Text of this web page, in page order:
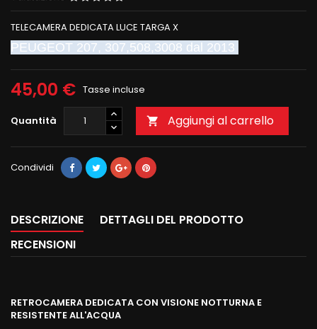
TELECAMERA DEDICATA LUCE TARGA X
PEUGEOT 207, 307,508,3008 dal 2013
45,00 € Tasse incluse
Quantità  Aggiungi al carrello
Condividi
DESCRIZIONE
DETTAGLI DEL PRODOTTO
RECENSIONI
RETROCAMERA DEDICATA CON VISIONE NOTTURNA E
RESISTENTE ALL'ACQUA